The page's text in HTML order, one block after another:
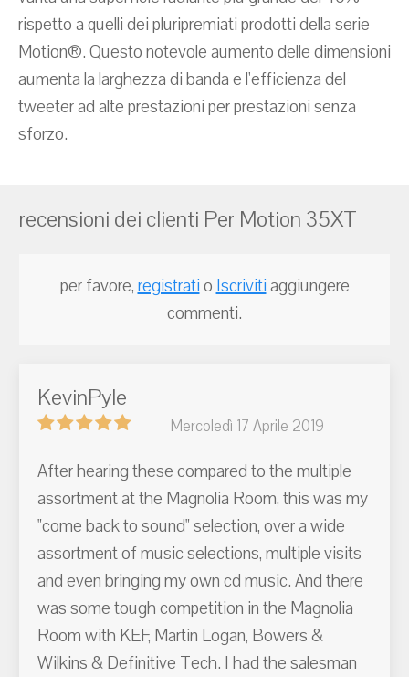
rispetto a quelli dei pluripremiati prodotti della serie
Motion®. Questo notevole aumento delle dimensioni
aumenta la larghezza di banda e l'efficienza del
tweeter ad alte prestazioni per prestazioni senza
sforzo.
recensioni dei clienti Per Motion 35XT
per favore,registratio Iscrivitiaggiungere
commenti.
KevinPyle
Mercoledì 17 Aprile 2019
After hearing these compared to the multiple
assortment at the Magnolia Room, this was my
"come back to sound" selection, over a wide
assortment of music selections, multiple visits
and even bringing my own cd music. And there
was some tough competition in the Magnolia
Room with KEF, Martin Logan, Bowers &
Wilkins & Definitive Tech. I had the salesman